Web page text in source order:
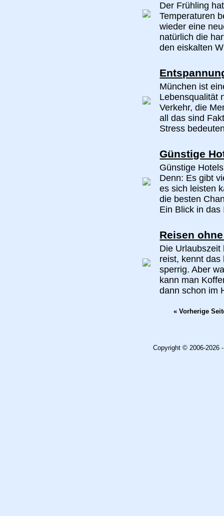
Der Frühling
Temperaturen
wieder eine
natürlich die
den eiskalten
München ist
Lebensqualität
Verkehr, die
all das sind
Stress
Günstige
Günstige
Denn: Es gibt
es sich leisten
die besten
Ein Blick in das
Reisen
Die Urlaubszeit
reist, kennt das
sperrig. Aber
kann man
dann schon im
« Vorherige
Copyright © 2006-